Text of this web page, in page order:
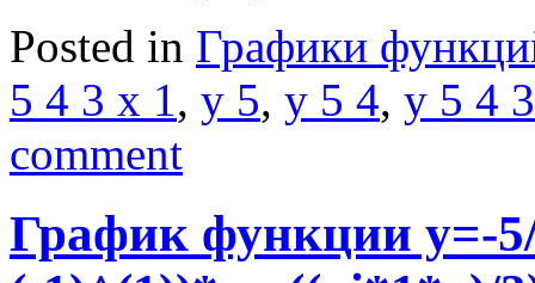
Posted in Графики
5 4 3 x 1, y 5, y 5 4, y 5 4 3
comment
График функции y=-